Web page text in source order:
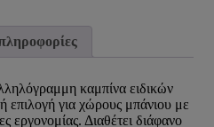
καμπίνα ειδικών
επιλογή για χώρους μπάνιου με
εργονομίας. Διαθέτει διάφανο